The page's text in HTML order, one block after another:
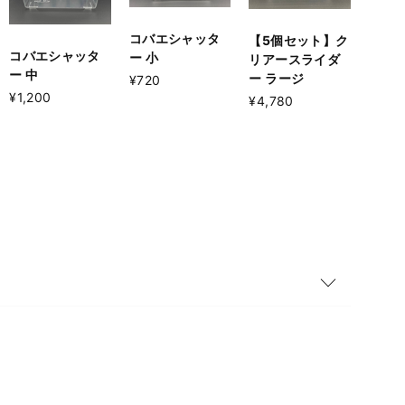
コバエシャッタ
ー 中
¥1,200
コバエシャッタ
ー 小
¥720
【5個セット】ク
リアースライダ
ー ラージ
¥4,780